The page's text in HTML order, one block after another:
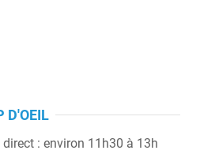
D'OEIL
: environ 11h30 à 13h